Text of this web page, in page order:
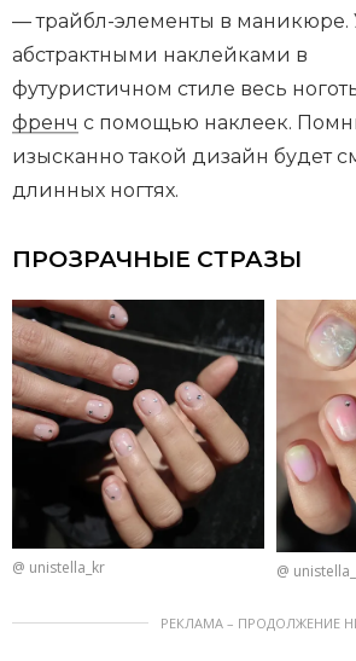
— трайбл-элементы в маникюре.
абстрактными наклейками в
футуристичном стиле весь
френч с помощью наклеек.
изысканно такой дизайн будет
длинных ногтях.
ПРОЗРАЧНЫЕ СТРАЗЫ
@ unistella_kr @
РЕКЛАМА – ПРОДОЛЖЕНИЕ